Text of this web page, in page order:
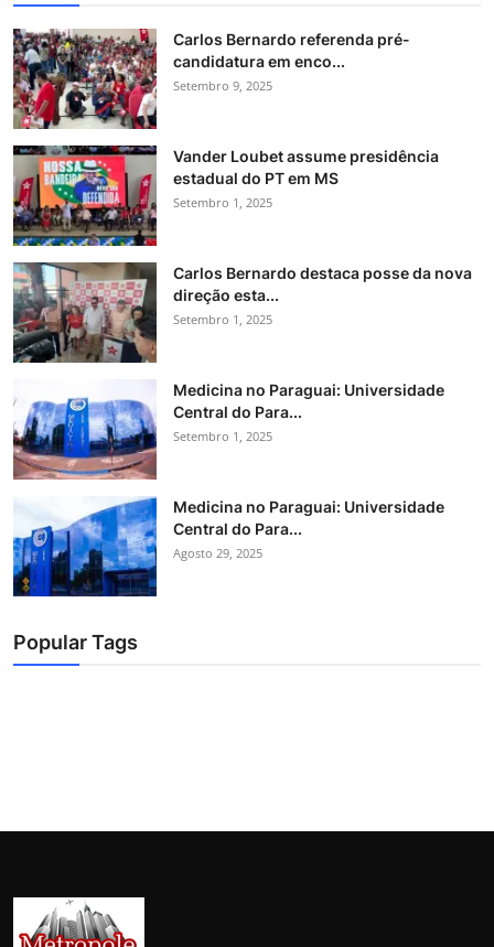
Carlos Bernardo referenda pré-
candidatura em enco...
Setembro 9, 2025
Vander Loubet assume presidência
estadual do PT em MS
Setembro 1, 2025
Carlos Bernardo destaca posse da nova
direção esta...
Setembro 1, 2025
Medicina no Paraguai: Universidade
Central do Para...
Setembro 1, 2025
Medicina no Paraguai: Universidade
Central do Para...
Agosto 29, 2025
Popular Tags